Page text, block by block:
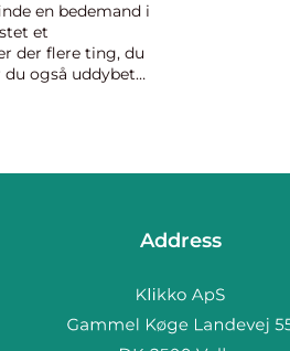
en bedemand i
et
der flere ting, du
også uddybet
Address